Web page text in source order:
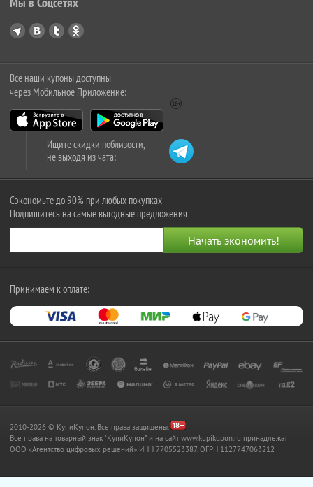
Все наши купоны доступны
через Мобильное Приложение:
Ищите скидки поблизости,
не выходя из чата:
Сэкономьте до 90% при любых покупках
Подпишитесь на самые выгодные предложения
Принимаем к оплате:
2010-2026 © КупиКупон. Все права защищены.
Все права на товарный знак "КупиКупон" и на сайт www.kupikupon.ru принадлежат
OOO «Агентство цифровых решений» ИНН 7705523387, ОГРН 1127747063212